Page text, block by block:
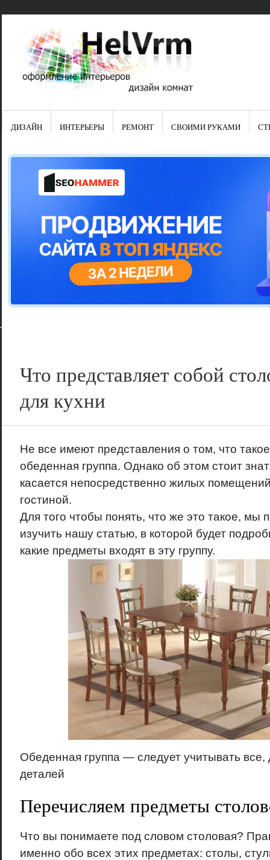
Свежие
Японские
Школа
Шьем
ДИЗАЙН ИНТЕРЬЕРЫ РЕМОНТ СВОИМИ РУКАМИ
Что представляет собой
для кухни
Не все имеют представления о том, что
обеденная группа. Однако об этом стоит
касается непосредственно жилых
гостиной.
Для того чтобы понять, что же это такое, мы
изучить нашу статью, в которой будет
какие предметы входят в эту группу.
Обеденная группа — следует учитывать
деталей
Перечисляем предметы
Что вы понимаете под словом столовая?
именно обо всех этих предметах: столы,